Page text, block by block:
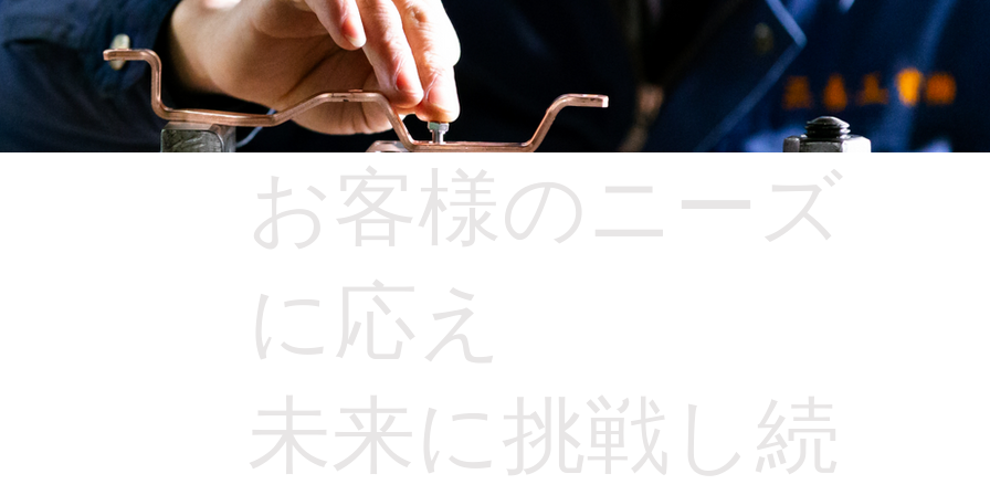
お客様のニーズ
に応え
未来に挑戦し続